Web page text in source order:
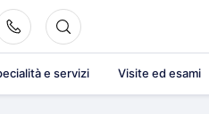
e servizi Visite ed esami